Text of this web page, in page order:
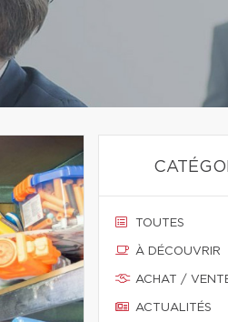
TOUTES
À DÉCOUVRIR
ACHAT /
ACTUALITÉS